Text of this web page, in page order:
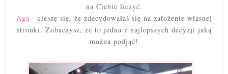
na Ciebie liczyć.
Aga - cieszę się, że zdecydowałaś się na założenie własnej
stronki. Zobaczysz, że to jedna z najlepszych decyzji jaką
można podjąć!